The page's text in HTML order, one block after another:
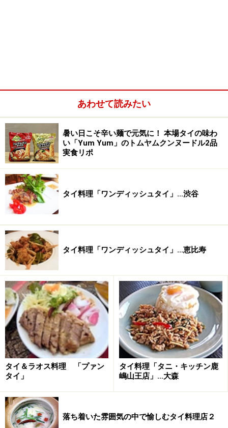
あわせて読みたい
暑い日こそ辛い麺で元気に！ 本場タイの味わ
い「Yum Yum」のトムヤムクンヌードル2品
実食リポ
タイ料理「ワンディッシュタイ」…渋谷
タイ料理「ワンディッシュタイ」…恵比寿
タイ＆ラオス料理 「プァン
タイ」
タイ料理「タニ・キッチン鹿
嶋山王店」…大森
落ち着いた雰囲気の中で愉しむタイ料理店２